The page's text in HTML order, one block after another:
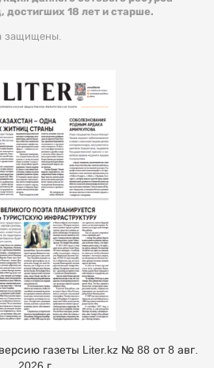
достигших 18 лет и старше.
защищены.
газеты Liter.kz № 88 от 8 авг.